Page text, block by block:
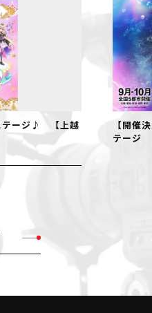
テージ♪ 【上越
【開催決
テージ